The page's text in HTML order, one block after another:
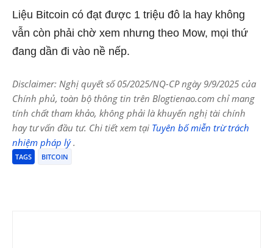
Liệu Bitcoin có đạt được 1 triệu đô la hay không
vẫn còn phải chờ xem nhưng theo Mow, mọi thứ
đang dần đi vào nề nếp.
Disclaimer: Nghị quyết số 05/2025/NQ-CP ngày 9/9/2025 của
Chính phủ, toàn bộ thông tin trên Blogtienao.com chỉ mang
tính chất tham khảo, không phải là khuyến nghị tài chính
hay tư vấn đầu tư. Chi tiết xem tại Tuyên bố miễn trừ trách
nhiệm pháp lý.
TAGS BITCOIN